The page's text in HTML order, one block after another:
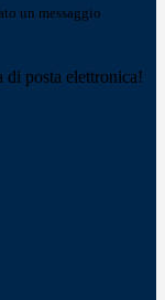
un messaggio
di posta elettronica!